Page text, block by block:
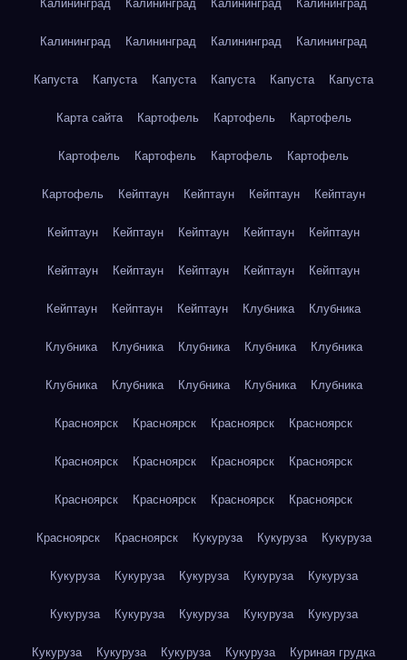
Калининград Калининград Калининград Калининград
Калининград Калининград Калининград Калининград
Капуста Капуста Капуста Капуста Капуста Капуста
Карта сайта Картофель Картофель Картофель
Картофель Картофель Картофель Картофель
Картофель Кейптаун Кейптаун Кейптаун Кейптаун
Кейптаун Кейптаун Кейптаун Кейптаун Кейптаун
Кейптаун Кейптаун Кейптаун Кейптаун Кейптаун
Кейптаун Кейптаун Кейптаун Клубника Клубника
Клубника Клубника Клубника Клубника Клубника
Клубника Клубника Клубника Клубника Клубника
Красноярск Красноярск Красноярск Красноярск
Красноярск Красноярск Красноярск Красноярск
Красноярск Красноярск Красноярск Красноярск
Красноярск Красноярск Кукуруза Кукуруза Кукуруза
Кукуруза Кукуруза Кукуруза Кукуруза Кукуруза
Кукуруза Кукуруза Кукуруза Кукуруза Кукуруза
Кукуруза Кукуруза Кукуруза Кукуруза Куриная грудка